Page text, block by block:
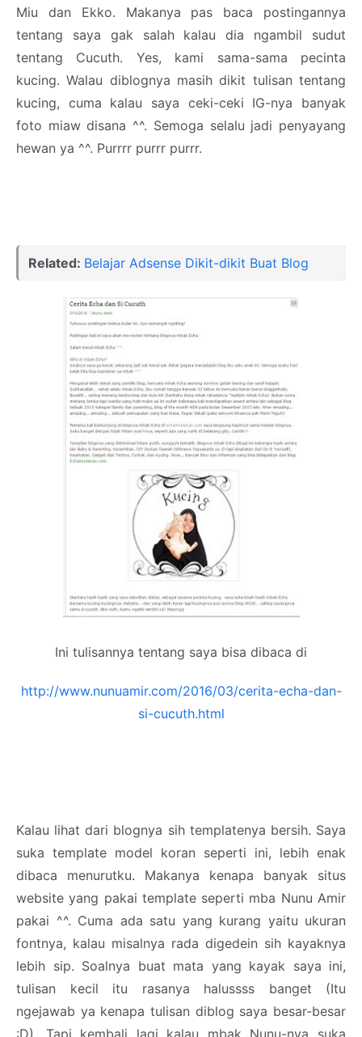
Miu dan Ekko. Makanya pas baca postingannya
tentang saya gak salah kalau dia ngambil sudut
tentang Cucuth. Yes, kami sama-sama pecinta
kucing. Walau diblognya masih dikit tulisan tentang
kucing, cuma kalau saya ceki-ceki IG-nya banyak
foto miaw disana ^^. Semoga selalu jadi penyayang
hewan ya ^^. Purrrr purrr purrr.
Related: Belajar Adsense Dikit-dikit Buat Blog
Ini tulisannya tentang saya bisa dibaca di
http://www.nunuamir.com/2016/03/cerita-echa-dan-
si-cucuth.html
Kalau lihat dari blognya sih templatenya bersih. Saya
suka template model koran seperti ini, lebih enak
dibaca menurutku. Makanya kenapa banyak situs
website yang pakai template seperti mba Nunu Amir
pakai ^^. Cuma ada satu yang kurang yaitu ukuran
fontnya, kalau misalnya rada digedein sih kayaknya
lebih sip. Soalnya buat mata yang kayak saya ini,
tulisan kecil itu rasanya halussss banget (Itu
ngejawab ya kenapa tulisan diblog saya besar-besar